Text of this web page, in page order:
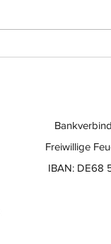
Freiwillige
IBAN: DE68